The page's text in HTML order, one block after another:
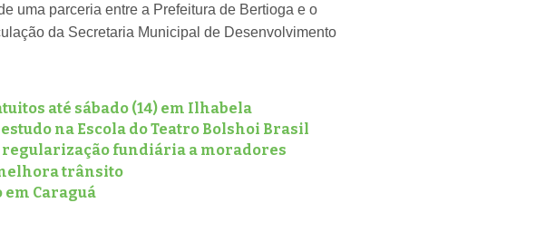
uma parceria entre a Prefeitura de Bertioga e o
da Secretaria Municipal de Desenvolvimento
até sábado (14) em Ilhabela
na Escola do Teatro Bolshoi Brasil
fundiária a moradores
trânsito
em Caraguá